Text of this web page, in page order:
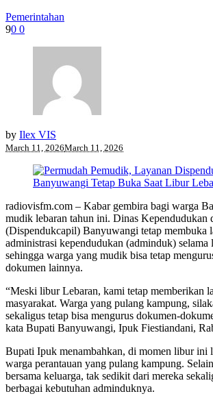
Pemerintahan
90 0
by Ilex VIS
March 11, 2026March 11, 2026
radiovisfm.com – Kabar gembira bagi warga
mudik lebaran tahun ini. Dinas Kependudukan
(Dispendukcapil) Banyuwangi tetap membuka
administrasi kependudukan (adminduk) selama
sehingga warga yang mudik bisa tetap
dokumen lainnya.
“Meski libur Lebaran, kami tetap memberikan
masyarakat. Warga yang pulang kampung,
sekaligus tetap bisa mengurus dokumen-
kata Bupati Banyuwangi, Ipuk Fiestiandani,
Bupati Ipuk menambahkan, di momen libur ini
warga perantauan yang pulang kampung.
bersama keluarga, tak sedikit dari mereka
berbagai kebutuhan adminduknya.